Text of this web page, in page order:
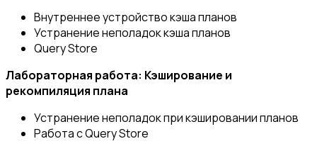
Внутреннее устройство кэша планов
Устранение неполадок кэша планов
Query Store
Лабораторная работа: Кэширование и
рекомпиляция плана
Устранение неполадок при кэшировании планов
Работа с Query Store